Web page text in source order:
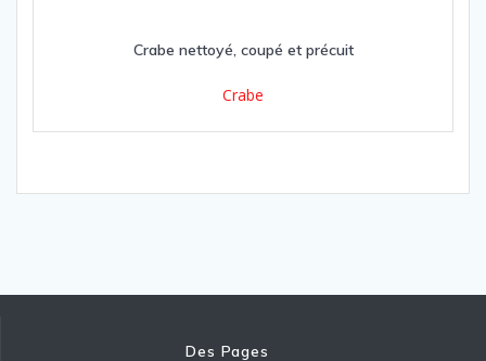
Crabe nettoyé, coupé et précuit
Crabe
Des Pages